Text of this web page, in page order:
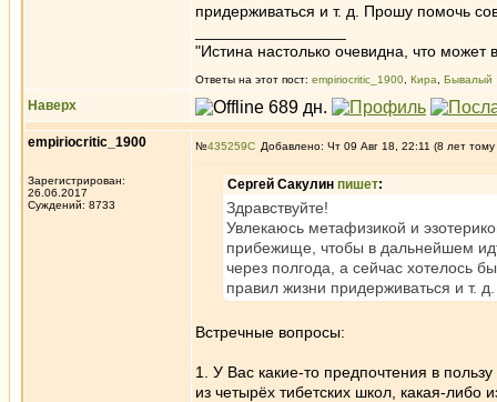
придерживаться и т. д. Прошу помочь
"Истина настолько очевидна, что может
Ответы на этот пост: empiriocritic_1900 Кира Бывалый
Наверх
empiriocritic_1900
Зарегистрирован:
26.06.2017
Суждений: 8733
№435259 Добавлено: Чт 09 Авг 18, 22:11 (8 лет тому
Сергей Сакулин пишет:
Здравствуйте!
Увлекаюсь метафизикой и
прибежище, чтобы в дальнейшем
через полгода, а сейчас хотелось
правил жизни придерживаться и т.
Встречные вопросы:
1. У Вас какие-то предпочтения в
из четырёх тибетских школ, какая-